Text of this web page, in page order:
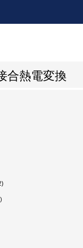
合熱電変換